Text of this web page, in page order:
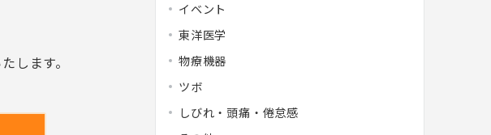
します。
イベント
東洋医学
物療機器
ツボ
しびれ・頭痛・倦怠感